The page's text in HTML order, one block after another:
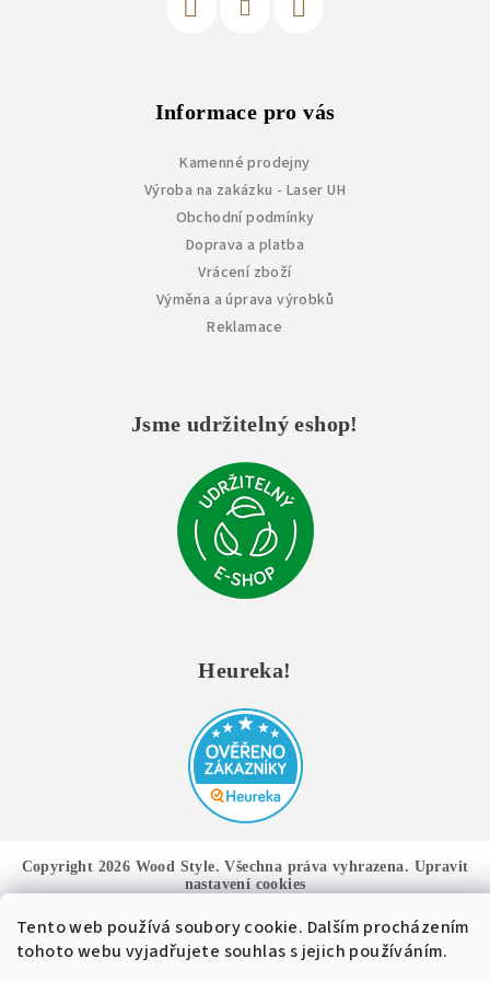
Tento web používá soubory cookie. Dalším procházením
tohoto webu vyjadřujete souhlas s jejich používáním.
Informace pro vás
Kamenné prodejny
Výroba na zakázku - Laser UH
Obchodní podmínky
Doprava a platba
Vrácení zboží
Výměna a úprava výrobků
Reklamace
Jsme udržitelný eshop!
Heureka!
Copyright 2026 Wood Style. Všechna práva vyhrazena. Upravit
nastavení cookies
Vytvořil Shoptet